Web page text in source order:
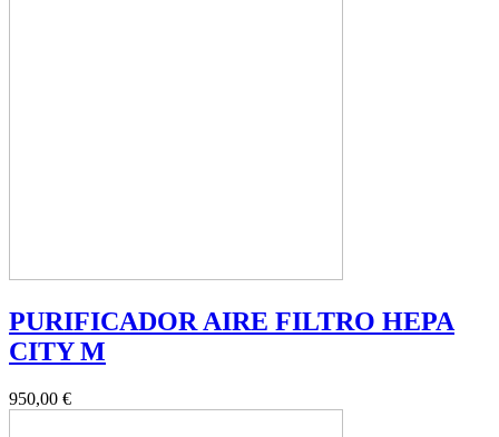
PURIFICADOR AIRE FILTRO HEPA
CITY M
950,00 €